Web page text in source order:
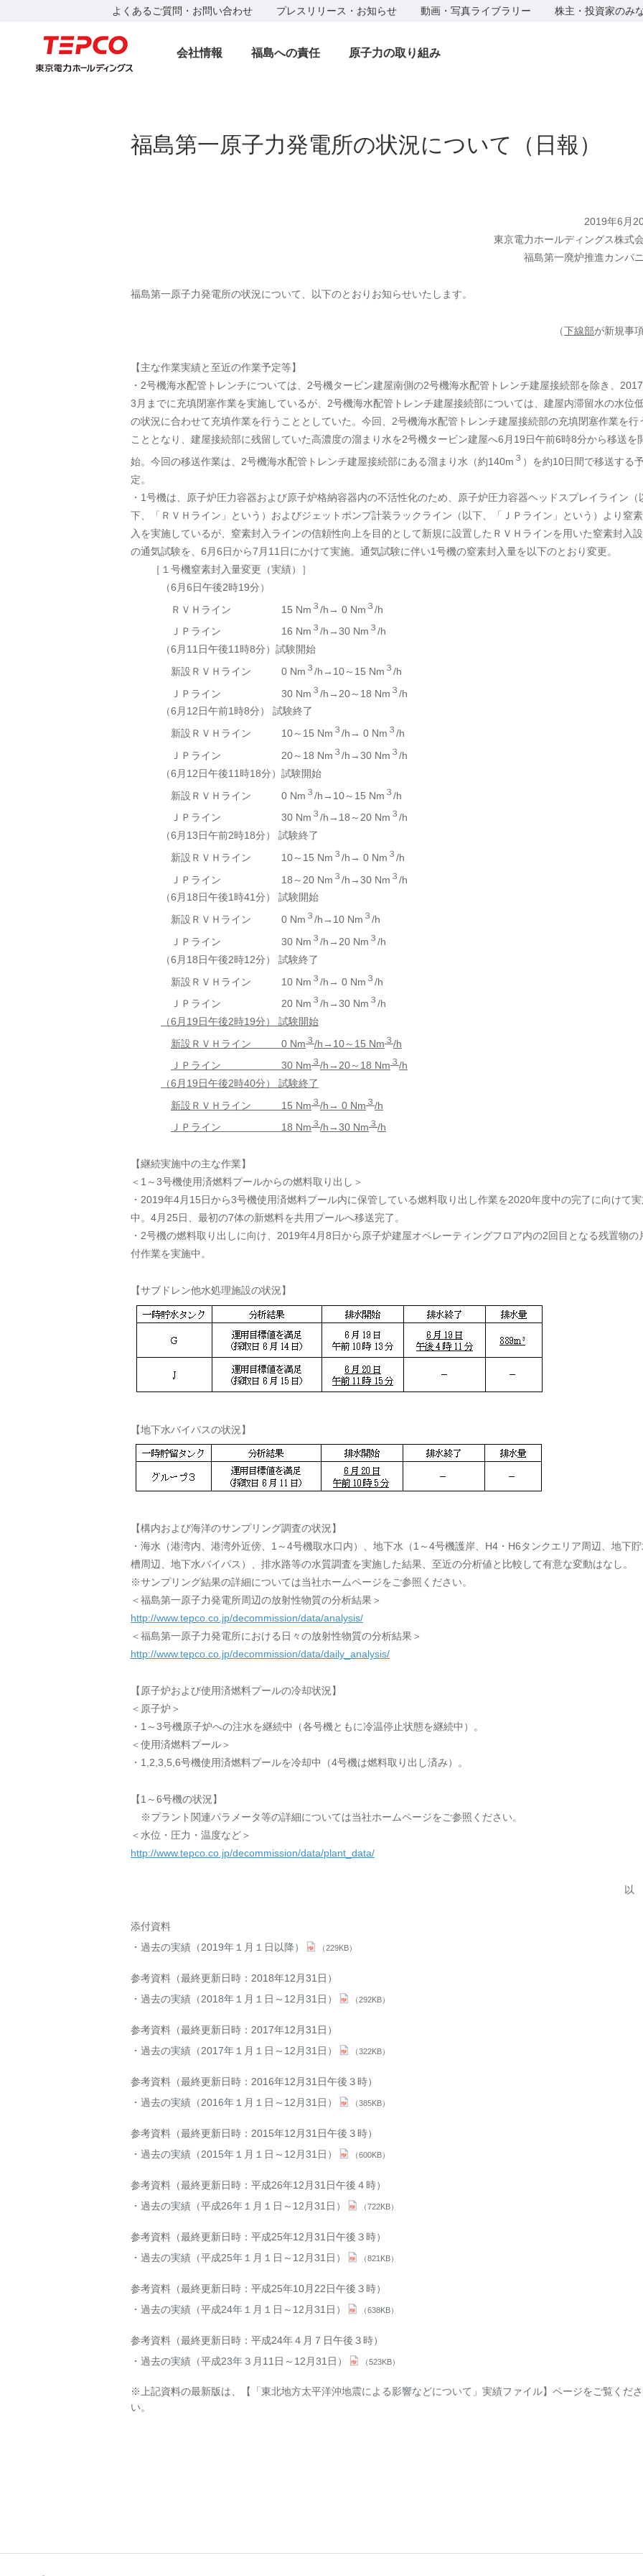
よくあるご質問・お問い合わせ プレスリリース・お知らせ 動画・写真ライブラリー 株主・投資家のみ
会社情報 福島への責任 原子力の取り組み
福島第一原子力発電所の状況について（日報）
2019年6月
東京電力ホールディングス株式
福島第一廃炉推進カンパ
福島第一原子力発電所の状況について、以下のとおりお知らせいたします。
（下線部が新規事
【主な作業実績と至近の作業予定等】
・2号機海水配管トレンチについては、2号機タービン建屋南側の2号機海水配管トレンチ建屋接続部を除き、
3月までに充填閉塞作業を実施しているが、2号機海水配管トレンチ建屋接続部については、建屋内滞留水の水位
の状況に合わせて充填作業を行うこととしていた。今回、2号機海水配管トレンチ建屋接続部の充填閉塞作業を行
こととなり、建屋接続部に残留していた高濃度の溜まり水を2号機タービン建屋へ6月19日午前6時8分から移送を
始。今回の移送作業は、2号機海水配管トレンチ建屋接続部にある溜まり水（約140m ３ ）を約10日間で移送する
定。
・1号機は、原子炉圧力容器および原子炉格納容器内の不活性化のため、原子炉圧力容器ヘッドスプレイライン（
下、「ＲＶＨライン」という）およびジェットポンプ計装ラックライン（以下、「ＪＰライン」という）より窒
入を実施しているが、窒素封入ラインの信頼性向上を目的として新規に設置したＲＶＨラインを用いた窒素封入
の通気試験を、6月6日から7月11日にかけて実施。通気試験に伴い1号機の窒素封入量を以下のとおり変更。
［１号機窒素封入量変更（実績）］
（6月6日午後2時19分）
ＲＶＨライン 15 Nm ３ /h→ 0 Nm ３ /h
ＪＰライン 16 Nm ３ /h→30 Nm ３ /h
（6月11日午後11時8分）試験開始
新設ＲＶＨライン 0 Nm ３ /h→10～15 Nm ３ /h
ＪＰライン 30 Nm ３ /h→20～18 Nm ３ /h
（6月12日午前1時8分） 試験終了
新設ＲＶＨライン 10～15 Nm ３ /h→ 0 Nm ３ /h
ＪＰライン 20～18 Nm ３ /h→30 Nm ３ /h
（6月12日午後11時18分）試験開始
新設ＲＶＨライン 0 Nm ３ /h→10～15 Nm ３ /h
ＪＰライン 30 Nm ３ /h→18～20 Nm ３ /h
（6月13日午前2時18分） 試験終了
新設ＲＶＨライン 10～15 Nm ３ /h→ 0 Nm ３ /h
ＪＰライン 18～20 Nm ３ /h→30 Nm ３ /h
（6月18日午後1時41分） 試験開始
新設ＲＶＨライン 0 Nm ３ /h→10 Nm ３ /h
ＪＰライン 30 Nm ３ /h→20 Nm ３ /h
（6月18日午後2時12分） 試験終了
新設ＲＶＨライン 10 Nm ３ /h→ 0 Nm ３ /h
ＪＰライン 20 Nm ３ /h→30 Nm ３ /h
（6月19日午後2時19分） 試験開始
新設ＲＶＨライン 0 Nm ３ /h→10～15 Nm ３ /h
ＪＰライン 30 Nm ３ /h→20～18 Nm ３ /h
（6月19日午後2時40分） 試験終了
新設ＲＶＨライン 15 Nm ３ /h→ 0 Nm ３ /h
ＪＰライン 18 Nm ３ /h→30 Nm ３ /h
【継続実施中の主な作業】
＜1～3号機使用済燃料プールからの燃料取り出し＞
・2019年4月15日から3号機使用済燃料プール内に保管している燃料取り出し作業を2020年度中の完了に向けて
中。4月25日、最初の7体の新燃料を共用プールへ移送完了。
・2号機の燃料取り出しに向け、2019年4月8日から原子炉建屋オペレーティングフロア内の2回目となる残置物の
付作業を実施中。
【サブドレン他水処理施設の状況】
【地下水バイパスの状況】
【構内および海洋のサンプリング調査の状況】
・海水（港湾内、港湾外近傍、1～4号機取水口内）、地下水（1～4号機護岸、H4・H6タンクエリア周辺、地下
槽周辺、地下水バイパス）、排水路等の水質調査を実施した結果、至近の分析値と比較して有意な変動はなし。
※サンプリング結果の詳細については当社ホームページをご参照ください。
＜福島第一原子力発電所周辺の放射性物質の分析結果＞
http://www.tepco.co.jp/decommission/data/analysis/
＜福島第一原子力発電所における日々の放射性物質の分析結果＞
http://www.tepco.co.jp/decommission/data/daily_analysis/
【原子炉および使用済燃料プールの冷却状況】
＜原子炉＞
・1～3号機原子炉への注水を継続中（各号機ともに冷温停止状態を継続中）。
＜使用済燃料プール＞
・1,2,3,5,6号機使用済燃料プールを冷却中（4号機は燃料取り出し済み）。
【1～6号機の状況】
※プラント関連パラメータ等の詳細については当社ホームページをご参照ください。
＜水位・圧力・温度など＞
http://www.tepco.co.jp/decommission/data/plant_data/
以
添付資料
過去の実績（2019年１月１日以降）
（229KB）
参考資料（最終更新日時：2018年12月31日）
過去の実績（2018年１月１日～12月31日）
（292KB）
参考資料（最終更新日時：2017年12月31日）
過去の実績（2017年１月１日～12月31日）
（322KB）
参考資料（最終更新日時：2016年12月31日午後３時）
過去の実績（2016年１月１日～12月31日）
（385KB）
参考資料（最終更新日時：2015年12月31日午後３時）
過去の実績（2015年１月１日～12月31日）
（600KB）
参考資料（最終更新日時：平成26年12月31日午後４時）
過去の実績（平成26年１月１日～12月31日）
（722KB）
参考資料（最終更新日時：平成25年12月31日午後３時）
過去の実績（平成25年１月１日～12月31日）
（821KB）
参考資料（最終更新日時：平成25年10月22日午後３時）
過去の実績（平成24年１月１日～12月31日）
（638KB）
参考資料（最終更新日時：平成24年４月７日午後３時）
過去の実績（平成23年３月11日～12月31日）
（523KB）
※上記資料の最新版は、 【「東北地方太平洋沖地震による影響などについて」実績ファイル】ページをご覧くださ
い。